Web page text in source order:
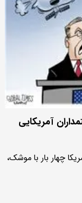
آمریکایی
نیروی هوایی آمریکا چهار بار با موشک،